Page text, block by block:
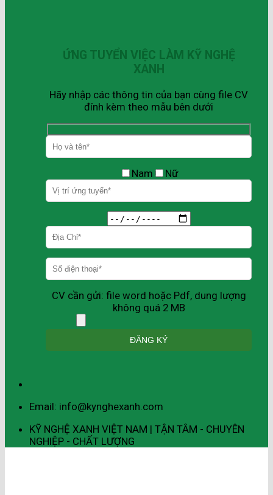
ỨNG TUYỂN VIỆC LÀM KỸ NGHỆ
XANH
Hãy nhập các thông tin của bạn cùng file CV
đính kèm theo mẫu bên dưới
Nam Nữ
CV cần gửi: file word hoặc Pdf, dung lượng
không quá 2 MB
Email: info@kynghexanh.com
KỸ NGHỆ XANH VIỆT NAM | TẬN TÂM - CHUYÊN
NGHIỆP - CHẤT LƯỢNG